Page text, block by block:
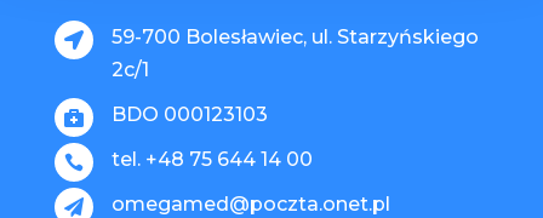

59-700 Bolesławiec, ul. Starzyńskiego
2c/1
 BDO 000123103
 tel. +48 75 644 14 00
 omegamed@poczta.onet.pl